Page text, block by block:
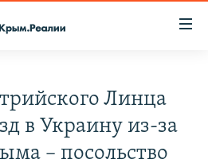
Линца
в Украину из-за
– посольство